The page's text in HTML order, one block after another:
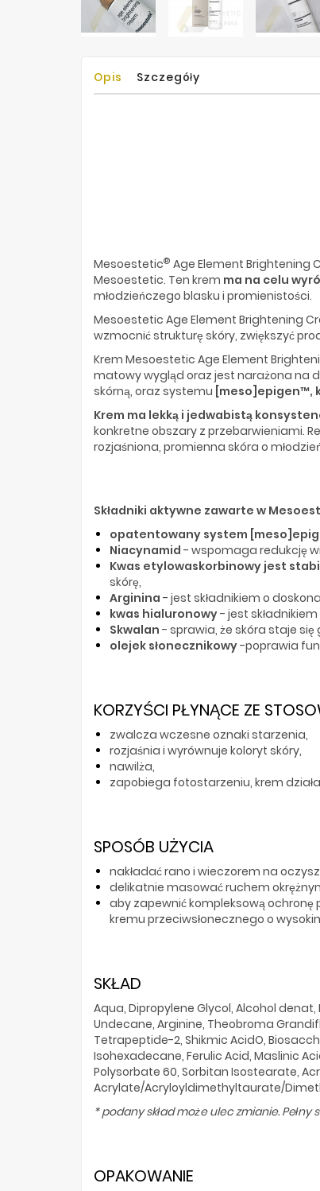
Opis Szczegóły
Mesoestetic® Age Element Brightening
Mesoestetic. Ten krem ma na celu
młodzieńczego blasku i promienistości.
Mesoestetic Age Element Brightening
wzmocnić strukturę skóry, zwiększyć
Krem Mesoestetic Age Element
matowy wygląd oraz jest narażona na
skórną, oraz systemu [meso]epigen™,
Krem ma lekką i jedwabistą
konkretne obszary z przebarwieniami.
rozjaśniona, promienna skóra o
Składniki aktywne zawarte w
opatentowany system
Niacynamid - wspomaga redukcję
Kwas etylowaskorbinowy jest
skórę,
Arginina - jest składnikiem o
kwas hialuronowy- jest
Skwalan - sprawia, że skóra staje się
olejek słonecznikowy-poprawia
KORZYŚCI PŁYNĄCE ZE
zwalcza wczesne oznaki starzenia,
rozjaśnia i wyrównuje koloryt skóry,
nawilża,
zapobiega fotostarzeniu, krem
SPOSÓB UŻYCIA
nakładać rano i wieczorem na
delikatnie masować ruchem
aby zapewnić kompleksową
kremu przeciwsłonecznego o
SKŁAD
Aqua, Dipropylene Glycol, Alcohol
Undecane, Arginine, Theobroma
Tetrapeptide-2, Shikmic AcidO,
Isohexadecane, Ferulic Acid, Maslinic
Polysorbate 60, Sorbitan Isostearate,
Acrylate/Acryloyldimethyltaurate/
* podany skład może ulec zmianie. Pełny
OPAKOWANIE